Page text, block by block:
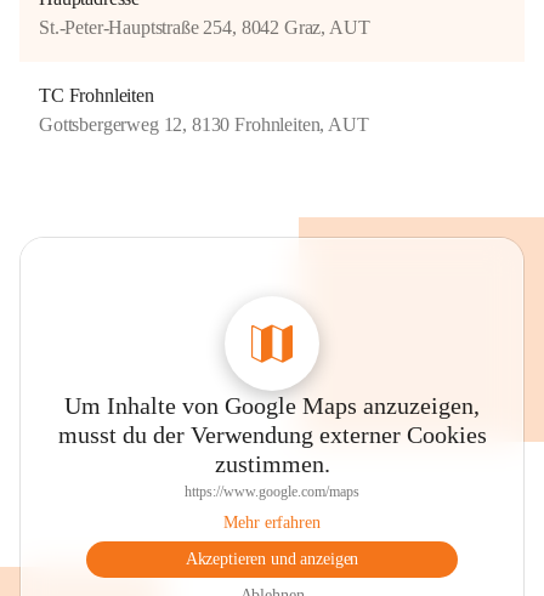
St.-Peter-Hauptstraße 254, 8042 Graz, AUT
TC Frohnleiten
Gottsbergerweg 12, 8130 Frohnleiten, AUT
Um Inhalte von Google Maps anzuzeigen,
musst du der Verwendung externer Cookies
zustimmen.
https://www.google.com/maps
Mehr erfahren
Akzeptieren und anzeigen